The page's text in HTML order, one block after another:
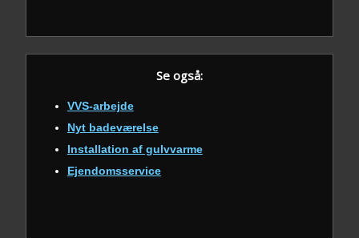
Se også:
VVS-arbejde
Nyt badeværelse
Installation af gulvvarme
Ejendomsservice